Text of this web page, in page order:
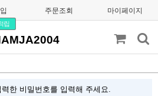
립
주문조회 마이페이지
한 비밀번호를 입력해 주세요.